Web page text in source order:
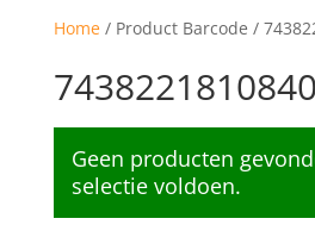
Home/ Product Barcode /
7438221810840
Geen producten
selectie voldoen.